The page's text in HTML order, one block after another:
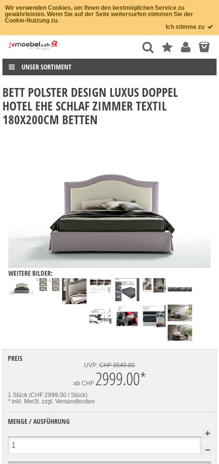
Wir verwenden Cookies, um Ihnen den bestmöglichen Service zu
gewährleisten. Wenn Sie auf der Seite weitersurfen stimmen Sie der
Cookie-Nutzung zu.
Ich stimme zu
UNSER SORTIMENT
BETT POLSTER DESIGN LUXUS DOPPEL
HOTEL EHE SCHLAF ZIMMER TEXTIL
180X200CM BETTEN
WEITERE BILDER:
PREIS
UVP: CHF 3540.00
ab CHF 2999.00*
1 Stück (CHF 2999.00 / Stück)
* inkl. MwSt. zzgl. Versandkosten
MENGE / AUSFÜHRUNG